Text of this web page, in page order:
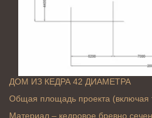
ДОМ ИЗ КЕДРА 42 ДИАМЕТРА
Общая площадь проекта
Материал – кедровое бревно